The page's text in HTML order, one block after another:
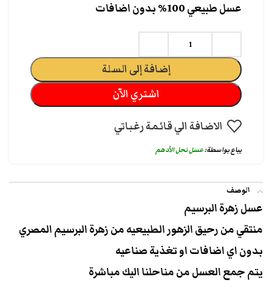
عسل طبيعي 100% بدون اضافات
إضافة إلى السلة
اشتري الآن
الاضافة الي قائمة رغباتي
يباع بواسطة:عسل نحل الأدهم
الوصف
عسل زهرة البرسيم
منتقي من رحيق الزهور الطبيعيه من زهرة البرسيم المصري
بدون اي اضافات او تغذية صناعيه
يتم جمع العسل من مناحلنا اليك مباشرة